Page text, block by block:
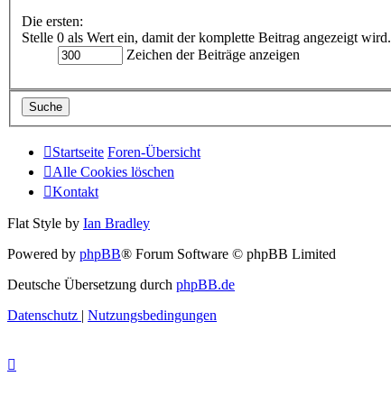
Die ersten:
Stelle 0 als Wert ein, damit der komplette Beitrag angezeigt wird.
Zeichen der Beiträge anzeigen
Startseite Foren-Übersicht
Alle Cookies löschen
Kontakt
Flat Style by Ian Bradley
Powered by phpBB® Forum Software © phpBB Limited
Deutsche Übersetzung durch phpBB.de
Datenschutz | Nutzungsbedingungen